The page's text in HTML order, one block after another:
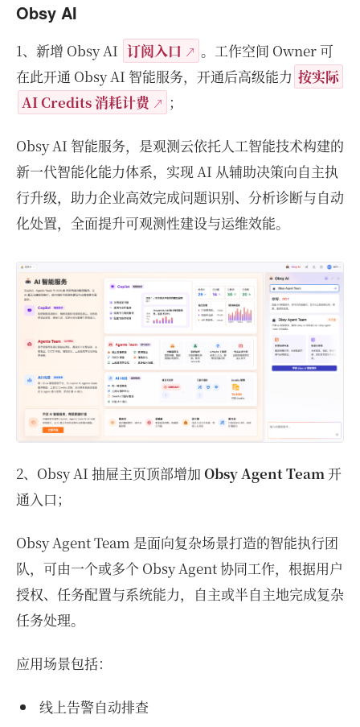
Obsy AI
1、新增 Obsy AI 订阅入口
。工作空间 Owner 可
在此开通 Obsy AI 智能服务，开通后高级能力 按实际
AI Credits 消耗计费
；
Obsy AI 智能服务，是观测云依托人工智能技术构建的
新一代智能化能力体系，实现 AI 从辅助决策向自主执
行升级，助力企业高效完成问题识别、分析诊断与自动
化处置，全面提升可观测性建设与运维效能。
2、Obsy AI 抽屉主页顶部增加 Obsy Agent Team 开
通入口；
Obsy Agent Team 是面向复杂场景打造的智能执行团
队，可由一个或多个 Obsy Agent 协同工作，根据用户
授权、任务配置与系统能力，自主或半自主地完成复杂
任务处理。
应用场景包括：
线上告警自动排查